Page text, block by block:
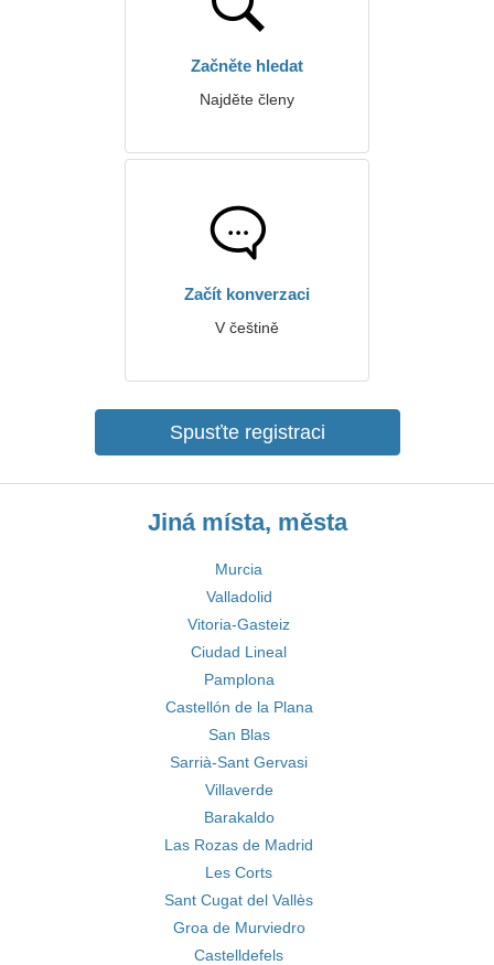
Začněte hledat
Najděte členy
Začít konverzaci
V češtině
Spusťte registraci
Jiná místa, města
Murcia
Valladolid
Vitoria-Gasteiz
Ciudad Lineal
Pamplona
Castellón de la Plana
San Blas
Sarrià-Sant Gervasi
Villaverde
Barakaldo
Las Rozas de Madrid
Les Corts
Sant Cugat del Vallès
Groa de Murviedro
Castelldefels